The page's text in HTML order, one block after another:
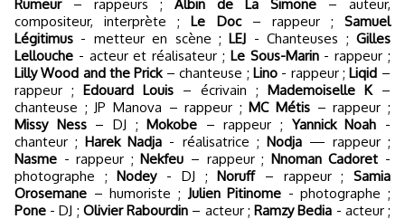
Rumeur– rappeurs ; Albin de La Simone – auteur,
compositeur, interprète ; Le Doc– rappeur ; Samuel
Légitimus - metteur en scène ; LEJ - Chanteuses ; Gilles
Lellouche - acteur et réalisateur ; Le Sous-Marin- rappeur ;
Lilly Wood and the Prick– chanteuse ; Lino- rappeur ; Liqid –
rappeur ; Edouard Louis – écrivain ; Mademoiselle K–
chanteuse ; JP Manova – rappeur ; MC Métis – rappeur ;
Missy Ness– DJ ; Mokobe – rappeur ; Yannick Noah -
chanteur ; Harek Nadja - réalisatrice ; Nodja— rappeur ;
Nasme - rappeur ; Nekfeu – rappeur ; Nnoman Cadoret -
photographe ; Nodey- DJ ; Noruff– rappeur ;Samia
Orosemane – humoriste ;Julien Pitinome - photographe ;
Pone - DJ ; Olivier Rabourdin – acteur ; Ramzy Bedia - acteur ;